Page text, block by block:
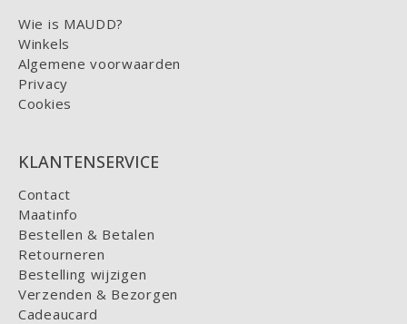
Wie is MAUDD?
Winkels
Algemene voorwaarden
Privacy
Cookies
KLANTENSERVICE
Contact
Maatinfo
Bestellen & Betalen
Retourneren
Bestelling wijzigen
Verzenden & Bezorgen
Cadeaucard